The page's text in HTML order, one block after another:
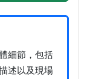
細節，包括
述以及現場